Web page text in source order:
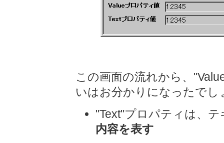
この画面の流れから、
いはお分かりになったでし
"Text"プロパティは、
内容を表す